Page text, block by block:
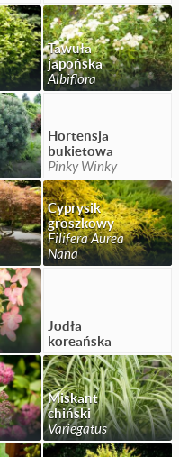
Tawuła
japońska
Albiflora
Hortensja
bukietowa
Pinky Winky
Cyprysik
groszkowy
Filifera Aurea
Nana
Jodła
koreańska
Miskant
chiński
Variegatus